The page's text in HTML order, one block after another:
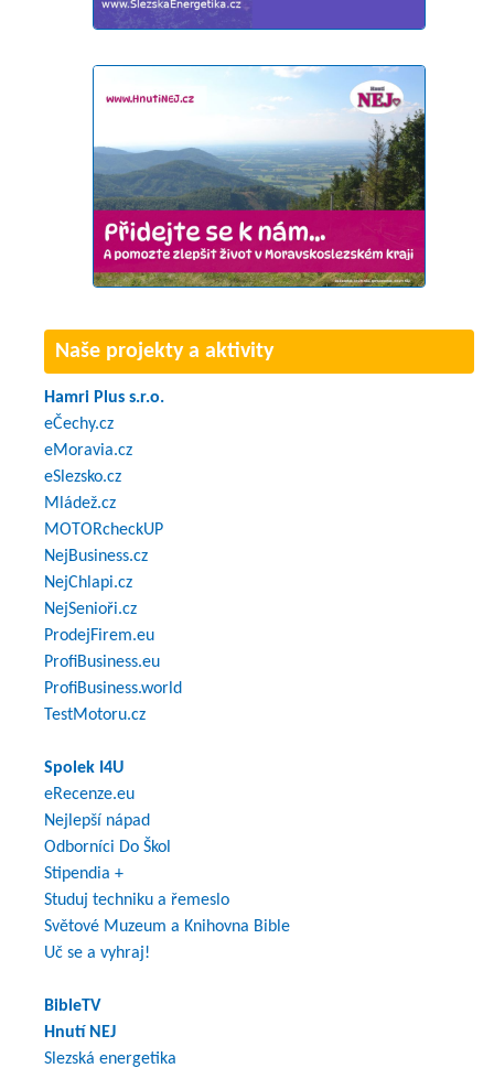
Naše projekty a aktivity
Hamri Plus s.r.o.
eČechy.cz
eMoravia.cz
eSlezsko.cz
Mládež.cz
MOTORcheckUP
NejBusiness.cz
NejChlapi.cz
NejSenioři.cz
ProdejFirem.eu
ProfiBusiness.eu
ProfiBusiness.world
TestMotoru.cz
Spolek I4U
eRecenze.eu
Nejlepší nápad
Odborníci Do Škol
Stipendia +
Studuj techniku a řemeslo
Světové Muzeum a Knihovna Bible
Uč se a vyhraj!
BibleTV
Hnutí NEJ
Slezská energetika